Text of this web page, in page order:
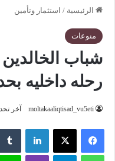
الرئيسية / استثمار وتأمين
منوعات
شباب
رحله داخليه
moltakaaliqtisad_vu5eti آخر
فيسبوك ‫X لينكدإن
واتساب تيلقرام